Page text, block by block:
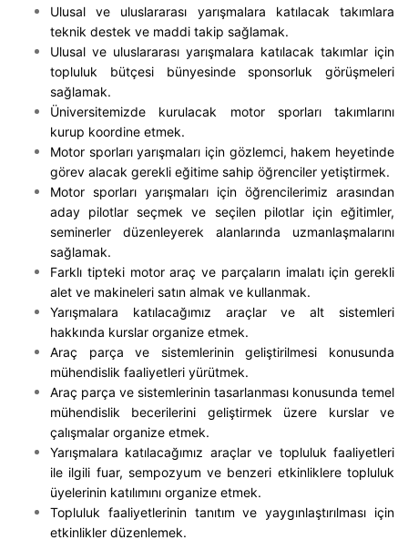
Ulusal ve uluslararası yarışmalara katılacak takımlara
teknik destek ve maddi takip sağlamak.
Ulusal ve uluslararası yarışmalara katılacak takımlar için
topluluk bütçesi bünyesinde sponsorluk görüşmeleri
sağlamak.
Üniversitemizde kurulacak motor sporları takımlarını
kurup koordine etmek.
Motor sporları yarışmaları için gözlemci, hakem heyetinde
görev alacak gerekli eğitime sahip öğrenciler yetiştirmek.
Motor sporları yarışmaları için öğrencilerimiz arasından
aday pilotlar seçmek ve seçilen pilotlar için eğitimler,
seminerler düzenleyerek alanlarında uzmanlaşmalarını
sağlamak.
Farklı tipteki motor araç ve parçaların imalatı için gerekli
alet ve makineleri satın almak ve kullanmak.
Yarışmalara katılacağımız araçlar ve alt sistemleri
hakkında kurslar organize etmek.
Araç parça ve sistemlerinin geliştirilmesi konusunda
mühendislik faaliyetleri yürütmek.
Araç parça ve sistemlerinin tasarlanması konusunda temel
mühendislik becerilerini geliştirmek üzere kurslar ve
çalışmalar organize etmek.
Yarışmalara katılacağımız araçlar ve topluluk faaliyetleri
ile ilgili fuar, sempozyum ve benzeri etkinliklere topluluk
üyelerinin katılımını organize etmek.
Topluluk faaliyetlerinin tanıtım ve yaygınlaştırılması için
etkinlikler düzenlemek.